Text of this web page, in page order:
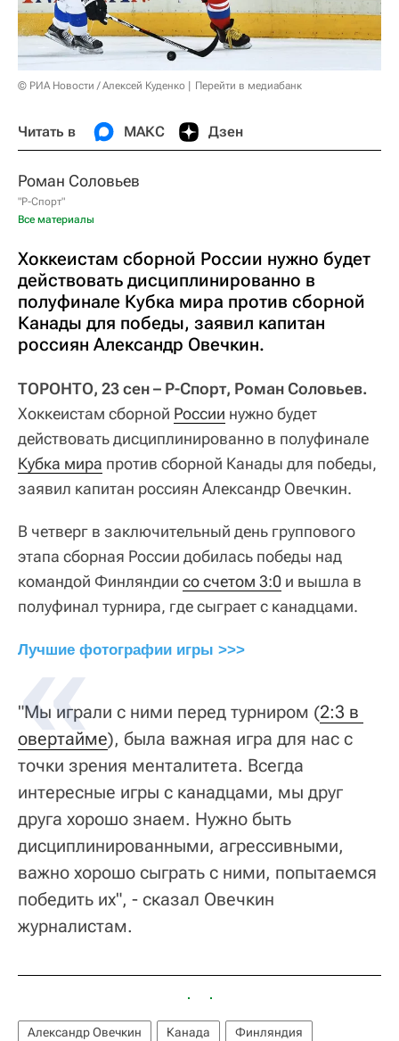
© РИА Новости / Алексей Куденко Перейти в медиабанк
Читать в МАКС Дзен
Роман Соловьев
"Р-Спорт"
Все материалы
Хоккеистам сборной России нужно будет
действовать дисциплинированно в
полуфинале Кубка мира против сборной
Канады для победы, заявил капитан
россиян Александр Овечкин.
ТОРОНТО, 23 сен – Р-Спорт, Роман Соловьев.
Хоккеистам сборной России нужно будет
действовать дисциплинированно в полуфинале
Кубка мира против сборной Канады для победы,
заявил капитан россиян Александр Овечкин.
В четверг в заключительный день группового
этапа сборная России добилась победы над
командой Финляндии со счетом 3:0 и вышла в
полуфинал турнира, где сыграет с канадцами.
Лучшие фотографии игры >>>
"Мы играли с ними перед турниром (2:3 в
овертайме), была важная игра для нас с
точки зрения менталитета. Всегда
интересные игры с канадцами, мы друг
друга хорошо знаем. Нужно быть
дисциплинированными, агрессивными,
важно хорошо сыграть с ними, попытаемся
победить их", - сказал Овечкин
журналистам.
Александр Овечкин Канада
Финляндия